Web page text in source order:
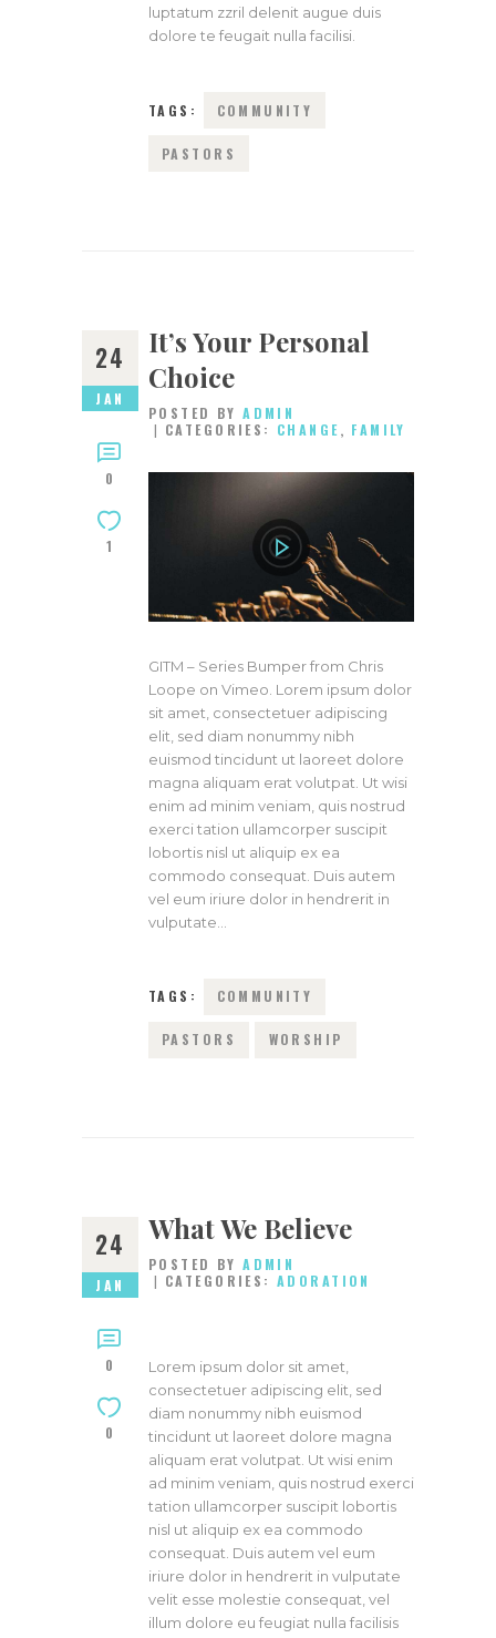
luptatum zzril delenit augue duis
dolore te feugait nulla facilisi.
TAGS: COMMUNITY
PASTORS
24
JAN
0
1
It’s Your Personal
Choice
POSTED BYADMIN
CATEGORIES: CHANGE, FAMILY
GITM – Series Bumper from Chris
Loope on Vimeo. Lorem ipsum dolor
sit amet, consectetuer adipiscing
elit, sed diam nonummy nibh
euismod tincidunt ut laoreet dolore
magna aliquam erat volutpat. Ut wisi
enim ad minim veniam, quis nostrud
exerci tation ullamcorper suscipit
lobortis nisl ut aliquip ex ea
commodo consequat. Duis autem
vel eum iriure dolor in hendrerit in
vulputate…
TAGS: COMMUNITY
PASTORS WORSHIP
24
JAN
0
0
What We Believe
POSTED BYADMIN
CATEGORIES:ADORATION
Lorem ipsum dolor sit amet,
consectetuer adipiscing elit, sed
diam nonummy nibh euismod
tincidunt ut laoreet dolore magna
aliquam erat volutpat. Ut wisi enim
ad minim veniam, quis nostrud exerci
tation ullamcorper suscipit lobortis
nisl ut aliquip ex ea commodo
consequat. Duis autem vel eum
iriure dolor in hendrerit in vulputate
velit esse molestie consequat, vel
illum dolore eu feugiat nulla facilisis